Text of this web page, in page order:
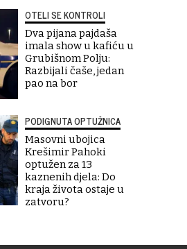
OTELI SE KONTROLI
Dva pijana pajdaša
imala show u kafiću u
Grubišnom Polju:
Razbijali čaše, jedan
pao na bor
PODIGNUTA OPTUŽNICA
Masovni ubojica
Krešimir Pahoki
optužen za 13
kaznenih djela: Do
kraja života ostaje u
zatvoru?